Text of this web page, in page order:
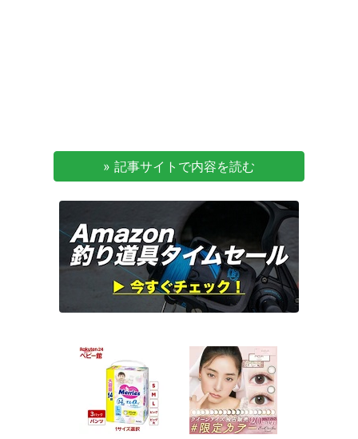
» 記事サイトで内容を読む